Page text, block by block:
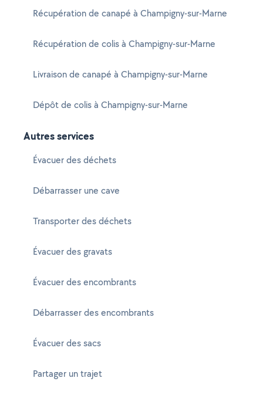
Récupération de canapé à Champigny-sur-Marne
Récupération de colis à Champigny-sur-Marne
Livraison de canapé à Champigny-sur-Marne
Dépôt de colis à Champigny-sur-Marne
Autres services
Évacuer des déchets
Débarrasser une cave
Transporter des déchets
Évacuer des gravats
Évacuer des encombrants
Débarrasser des encombrants
Évacuer des sacs
Partager un trajet